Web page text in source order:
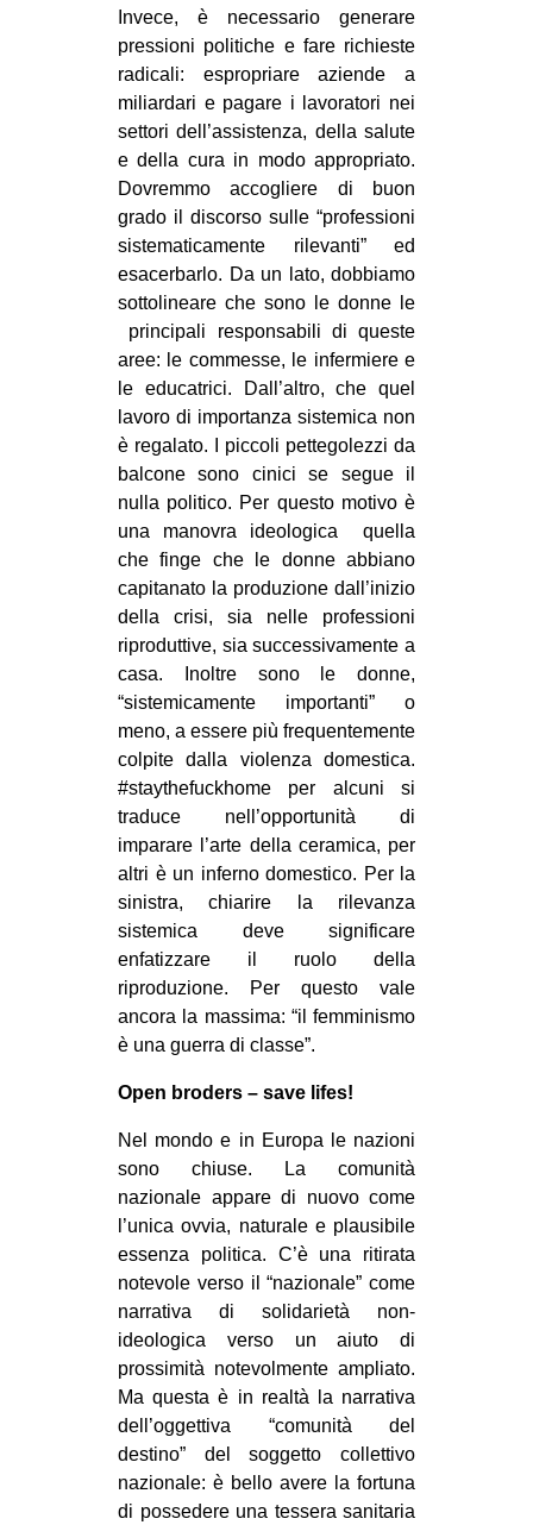
Invece, è necessario generare
pressioni politiche e fare richieste
radicali: espropriare aziende a
miliardari e pagare i lavoratori nei
settori dell’assistenza, della salute
e della cura in modo appropriato.
Dovremmo accogliere di buon
grado il discorso sulle “professioni
sistematicamente rilevanti” ed
esacerbarlo. Da un lato, dobbiamo
sottolineare che sono le donne le
principali responsabili di queste
aree: le commesse, le infermiere e
le educatrici. Dall’altro, che quel
lavoro di importanza sistemica non
è regalato. I piccoli pettegolezzi da
balcone sono cinici se segue il
nulla politico. Per questo motivo è
una manovra ideologica quella
che finge che le donne abbiano
capitanato la produzione dall’inizio
della crisi, sia nelle professioni
riproduttive, sia successivamente a
casa. Inoltre sono le donne,
“sistemicamente importanti” o
meno, a essere più frequentemente
colpite dalla violenza domestica.
#staythefuckhome per alcuni si
traduce nell’opportunità di
imparare l’arte della ceramica, per
altri è un inferno domestico. Per la
sinistra, chiarire la rilevanza
sistemica deve significare
enfatizzare il ruolo della
riproduzione. Per questo vale
ancora la massima: “il femminismo
è una guerra di classe”.
Open broders – save lifes!
Nel mondo e in Europa le nazioni
sono chiuse. La comunità
nazionale appare di nuovo come
l’unica ovvia, naturale e plausibile
essenza politica. C’è una ritirata
notevole verso il “nazionale” come
narrativa di solidarietà non-
ideologica verso un aiuto di
prossimità notevolmente ampliato.
Ma questa è in realtà la narrativa
dell’oggettiva “comunità del
destino” del soggetto collettivo
nazionale: è bello avere la fortuna
di possedere una tessera sanitaria